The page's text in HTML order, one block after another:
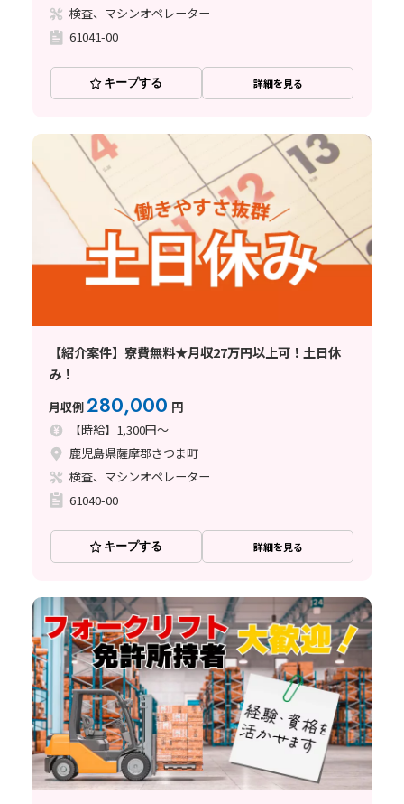
検査、マシンオペレーター
61041-00
キープする 詳細を見る
【紹介案件】寮費無料★月収27万円以上可！土日休
み！
月収例280,000 円
【時給】1,300円～
鹿児島県薩摩郡さつま町
検査、マシンオペレーター
61040-00
キープする 詳細を見る